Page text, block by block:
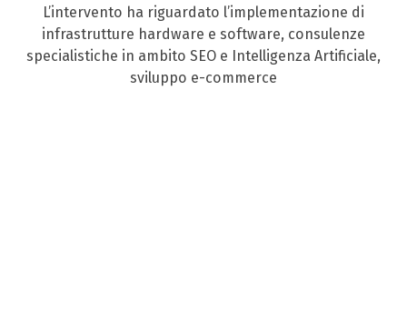
L’intervento ha riguardato l’implementazione di
infrastrutture hardware e software, consulenze
specialistiche in ambito SEO e Intelligenza Artificiale,
sviluppo e-commerce